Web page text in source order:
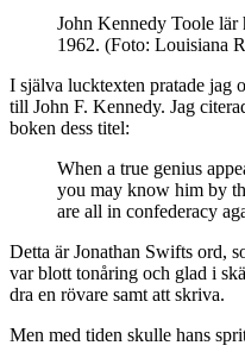
John Kennedy Toole lär
1962. (Foto: Louisiana
I själva lucktexten pratade jag
till John F. Kennedy. Jag
boken dess titel:
When a true genius
you may know him by
are all in confederacy
Detta ärJonathan Swifts ord,
var blott tonåring och glad i
dra en rövare samt att skriva.
Men med tiden skulle hans